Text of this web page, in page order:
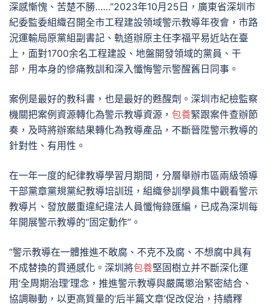
深感慚愧、苦楚不勝……”2023年10月25日，廣東省深圳市
紀委監委組織召開全市工程建設領域警示教導年夜會，市路
況運輸局原黨組副書記、軌道辦原主任李福平易近站在臺
上，面對1700余名工程建設、地盤開發領域的黨員、干
部，用本身的慘痛教訓和深入懺悔警示警醒舊日同事。
案例是最好的教科書，也是最好的甦醒劑。深圳市紀檢監察
機關把案例資源轉化為警示教導資源， 包養緊跟案件查辦節
奏，及時將辦案結果轉化為教導產品，不斷晉陞警示教導的
針對性、有用性。
在一年一度的紀律教導學習月期間，分層舉辦市區兩級領導
干部黨章黨規黨紀教導培訓班，組織參訓學員集中觀看警示
教導片、發放嚴重違紀違法人員懺悔錄匯編，已成為深圳每
年開展警示教導的“固定動作”。
“警示教導在一體推進不敢腐、不克不及腐、不想腐中具有
不成替換的貫通感化。深圳將包養堅固樹立并不斷深化運
用‘全周期治理’理念，推進警示教導與嚴厲懲治緊密結合、
協調聯動，以更高質量的‘后半篇文章’促改促治，持續釋